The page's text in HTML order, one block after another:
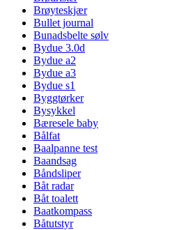
Brøyteskjær
Bullet journal
Bunadsbelte sølv
Bydue 3.0d
Bydue a2
Bydue a3
Bydue s1
Byggtørker
Bysykkel
Bæresele baby
Bålfat
Baalpanne test
Baandsag
Båndsliper
Båt radar
Båt toalett
Baatkompass
Båtutstyr